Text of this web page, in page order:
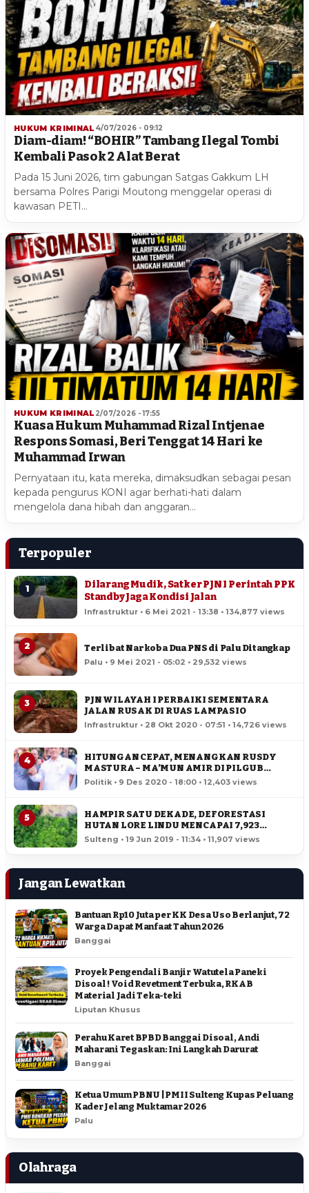
HUKUM KRIMINAL 4/07/2026 - 09:12
Diam-diam! “BOHIR” Tambang Ilegal Tombi
Kembali Pasok 2 Alat Berat
Pada 15 Juni 2026, tim gabungan Satgas Gakkum LH
bersama Polres Parigi Moutong menggelar operasi di
kawasan PETI…
HUKUM KRIMINAL 2/07/2026 - 17:55
Kuasa Hukum Muhammad Rizal Intjenae
Respons Somasi, Beri Tenggat 14 Hari ke
Muhammad Irwan
Pernyataan itu, kata mereka, dimaksudkan sebagai pesan
kepada pengurus KONI agar berhati-hati dalam
mengelola dana hibah dan anggaran…
Terpopuler
1
Dilarang Mudik, Satker PJN I Perintah PPK
Standby Jaga Kondisi Jalan
Infrastruktur • 6 Mei 2021 - 13:38 • 134,877 views
2 Terlibat Narkoba Dua PNS di Palu Ditangkap
Palu • 9 Mei 2021 - 05:02 • 29,532 views
3
PJN WILAYAH I PERBAIKI SEMENTARA
JALAN RUSAK DI RUAS LAMPASIO
Infrastruktur • 28 Okt 2020 - 07:51 • 14,726 views
4
HITUNGAN CEPAT, MENANGKAN RUSDY
MASTURA – MA’MUN AMIR DI PILGUB
SULTENG
Politik • 9 Des 2020 - 18:00 • 12,403 views
5
HAMPIR SATU DEKADE, DEFORESTASI
HUTAN LORE LINDU MENCAPAI 7,923
HEKTAR
Sulteng • 19 Jun 2019 - 11:34 • 11,907 views
Jangan Lewatkan
Bantuan Rp10 Juta per KK Desa Uso Berlanjut, 72
Warga Dapat Manfaat Tahun 2026
Banggai
Proyek Pengendali Banjir Watutela Paneki
Disoal ! Void Revetment Terbuka, RKAB
Material Jadi Teka-teki
Liputan Khusus
Perahu Karet BPBD Banggai Disoal, Andi
Maharani Tegaskan: Ini Langkah Darurat
Banggai
Ketua Umum PBNU | PMII Sulteng Kupas Peluang
Kader Jelang Muktamar 2026
Palu
Olahraga